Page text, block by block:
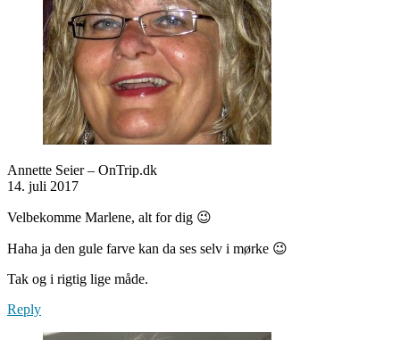
Annette Seier – OnTrip.dk
14. juli 2017
Velbekomme Marlene, alt for dig 😉
Haha ja den gule farve kan da ses selv i mørke 😉
Tak og i rigtig lige måde.
Reply